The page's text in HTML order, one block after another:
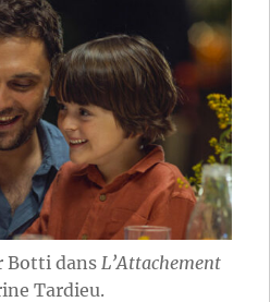
Botti dans L’Attachement
Tardieu.